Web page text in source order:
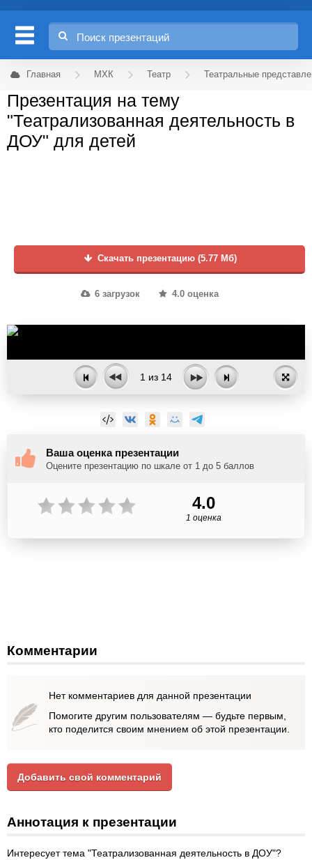
Главная МХК Театр Театральные
Презентация на тему
"Театрализованная деятельность в
ДОУ" для детей
Скачать презентацию (5.77 Мб)
6 загрузок 4.0 оценка
1 из 14
Ваша оценка презентации
Оцените презентацию по шкале от 1 до 5 баллов
4.0
1 оценка
Комментарии
Нет комментариев для данной презентации
Помогите другим пользователям — будьте первым,
кто поделится своим мнением об этой презентации.
Добавить свой комментарий
Аннотация к презентации
Интересует тема "Театрализованная деятельность в ДОУ"?